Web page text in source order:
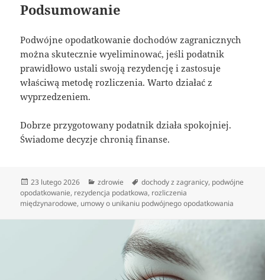
Podsumowanie
Podwójne opodatkowanie dochodów zagranicznych
można skutecznie wyeliminować, jeśli podatnik
prawidłowo ustali swoją rezydencję i zastosuje
właściwą metodę rozliczenia. Warto działać z
wyprzedzeniem.
Dobrze przygotowany podatnik działa spokojniej.
Świadome decyzje chronią finanse.
Data
publikacji
23 lutego 2026 Kategorie
zdrowie Tagi
dochody z zagranicy, podwójne
opodatkowanie, rezydencja podatkowa, rozliczenia
międzynarodowe, umowy o unikaniu podwójnego opodatkowania